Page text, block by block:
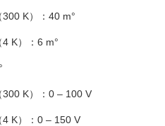
K）：40 m°
K）：6 m°
K）：0 – 100 V
K）：0 – 150 V